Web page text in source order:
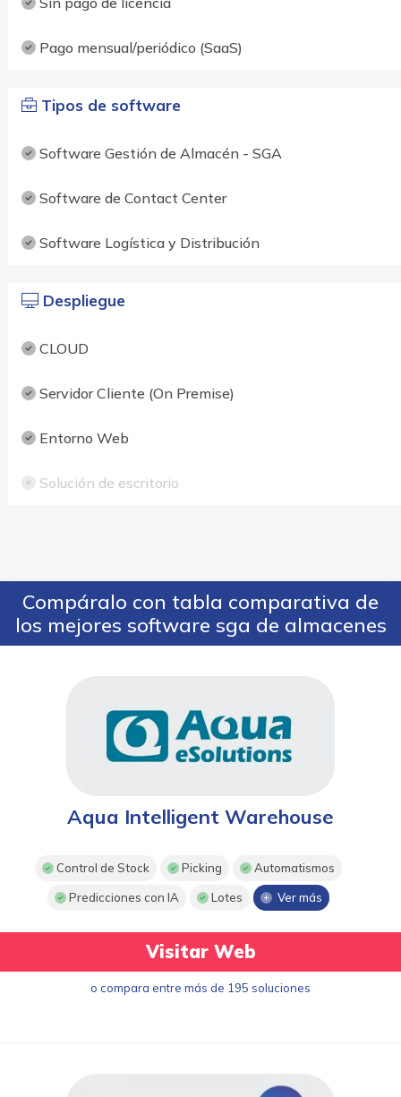
Pago mensual/periódico (SaaS)
Tipos de software
Software Gestión de Almacén - SGA
Software de Contact Center
Software Logística y Distribución
Despliegue
CLOUD
Servidor Cliente (On Premise)
Entorno Web
Solución de escritorio
Compáralo con tabla comparativa de
los mejores software sga de almacenes
Aqua Intelligent Warehouse
Control de Stock Picking Automatismos
Predicciones con IA Lotes Ver más
Visitar Web
o compara entre más de 195 soluciones